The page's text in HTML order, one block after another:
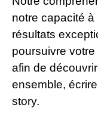
notre capacité
résultats
poursuivre
afin de
ensemble,
story.